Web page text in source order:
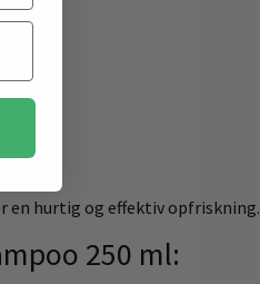
en hurtig og effektiv opfriskning.
250 ml: